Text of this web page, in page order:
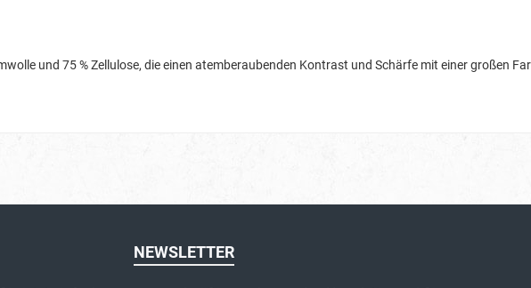
und 75 % Zellulose, die einen atemberaubenden Kontrast und Schärfe mit einer großen
NEWSLETTER